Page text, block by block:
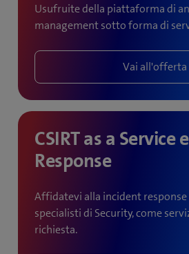
Usufruite della piattaforma di
management sotto forma di
Vai all'offerta
CSIRT as a Service
Response
Affidatevi alla incident
specialisti di Security, come
richiesta.